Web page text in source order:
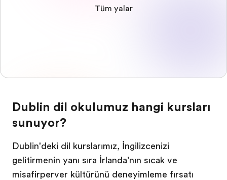
Tüm yaşlar
Dublin dil okulumuz hangi kursları
sunuyor?
Dublin'deki dil kurslarımız, İngilizcenizi
geliştirmenin yanı sıra İrlanda’nın sıcak ve
misafirperver kültürünü deneyimleme fırsatı